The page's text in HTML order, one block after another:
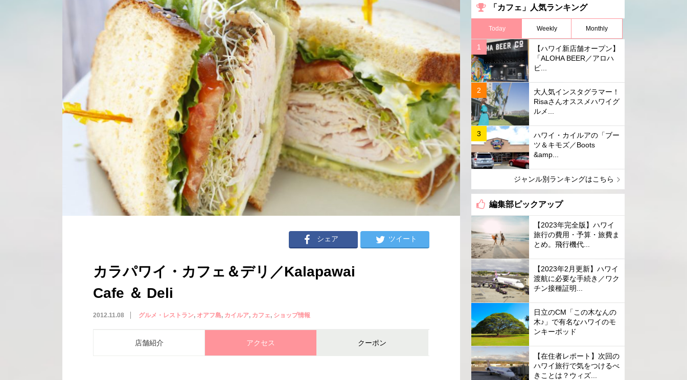
ー
シェア ツイート
カラパワイ・カフェ＆デリ／Kalapawai
Cafe ＆ Deli
2012.11.08 グルメ・レストラン オアフ島 カイルア カフェ ショップ情報
店舗紹介 アクセス クーポン
「カフェ」人気ランキング
Today Weekly Monthly
【ハワイ新店舗オープン】
「ALOHA BEER／アロハ
ビ...
大人気インスタグラマー！
Risaさんオススメハワイグ
ルメ...
ハワイ・カイルアの「ブー
ツ＆キモズ／Boots
&amp...
ジャンル別ランキングはこちら
編集部ピックアップ
【2023年完全版】ハワイ
旅行の費用・予算・旅費ま
とめ。飛行機代...
【2023年2月更新】ハワイ
渡航に必要な手続き／ワク
チン接種証明...
日立のCM「この木なんの
木♪」で有名なハワイのモ
ンキーポッド
【在住者レポート】次回の
ハワイ旅行で気をつけるべ
きことは？ウィズ...